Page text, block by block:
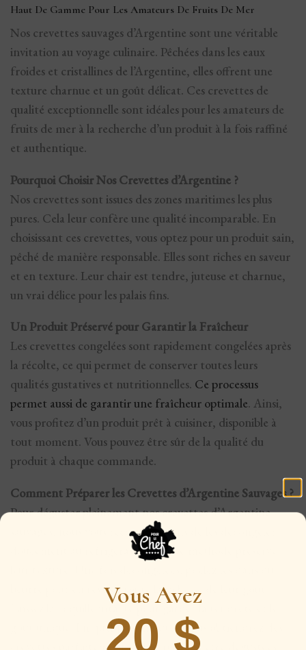
Haut De Gamme Pour Les Amateurs De Fruits De Mer
Nos crevettes sauvages d’Argentine sont une véritable
invitation au voyage culinaire. Pêchées dans les eaux
froides et cristallines de l’Argentine, elles offrent une
texture charnue et un goût délicat. Ces crevettes de
qualité exceptionnelle sont idéales pour les amateurs de
fruits de mer à la recherche d’un produit à la fois raffiné
et authentique.
Pourquoi Choisir Nos Crevettes d’Argentine ?
Nos crevettes sont issues des zones maritimes les plus
pures. Cela leur confère une qualité incomparable. En
choisissant ces crevettes, vous optez pour un produit sain,
pêché de manière responsable. Elles sont riches en saveur
et en texture. Leur chair est tendre, juteuse et charnue,
un vrai délice pour les palais fins.
Un Produit Préservé pour Garantir la Fraîcheur
Les crevettes congelées sont rapidement congelées après
la récolte, ce qui permet de conserver toutes leurs
qualités gustatives et nutritionnelles. Ce processus
permet aussi de garantir une fraîcheur optimale. Ainsi,
vous profitez d’un produit prêt à cuisiner, disponible à
tout moment. Vous pouvez être sûr de la qualité du
produit à chaque commande.
Comment Préparer les Crevettes d’Argentine Sauvages ?
Pour déguster pleinement nos crevettes d’Argentine
sauvages, nous vous recommandons de les décongeler
doucement au réfrigérateur. Cette méthode préserve
beurre pour en révéler toute la richesse de leur goût.
Laissez la coquille intacte pour garder la tendreté et le
goût unique. En quelques minutes, vous obtiendrez des
crevettes parfaitement cuites, prêtes à être dégustées.
Vous Avez
20 $